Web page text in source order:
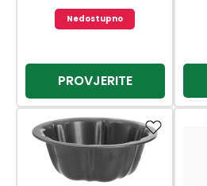
Nedostupno
PROVJERITE